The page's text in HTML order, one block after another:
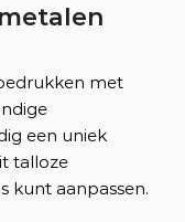
met
een uniek
talloze
kunt aanpassen.